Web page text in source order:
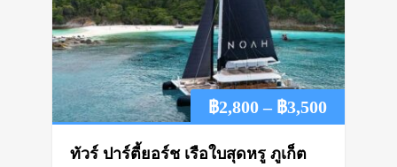
฿2,800 – ฿3,500Price
ทัวร์ ปาร์ตี้ยอร์ช เรือใบสุดหรู ภูเก็ต